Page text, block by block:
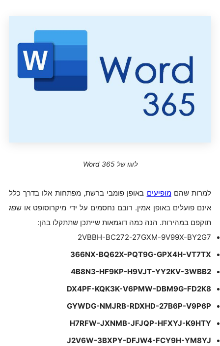
לוגו של Word 365
למרות שהםמופיעים באופן פומבי ברשת, מפתחות אלו בדרך כלל
אינם פועלים באופן אמין. רובם נחסמים על ידי מיקרוסופט או שפג
תוקפם במהירות. הנה כמה דוגמאות שייתכן שתתקלו בהן:
2VBBH-BC272-27GXM-9V99X-BY2G7
366NX-BQ62X-PQT9G-GPX4H-VT7TX
4B8N3-HF9KP-H9VJT-YY2KV-3WBB2
DX4PF-KQK3K-V6PMW-DBM9G-FD2K8
GYWDG-NMJRB-RDXHD-27B6P-V9P6P
H7RFW-JXNMB-JFJQP-HFXYJ-K9HTY
J2V6W-3BXPY-DFJW4-FCY9H-YM8YJ